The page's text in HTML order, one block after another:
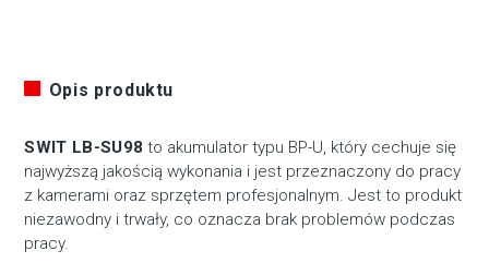
Opis produktu
SWIT LB-SU98 to akumulator typu BP-U, który cechuje się
najwyższą jakością wykonania i jest przeznaczony do pracy
z kamerami oraz sprzętem profesjonalnym. Jest to produkt
niezawodny i trwały, co oznacza brak problemów podczas
pracy.